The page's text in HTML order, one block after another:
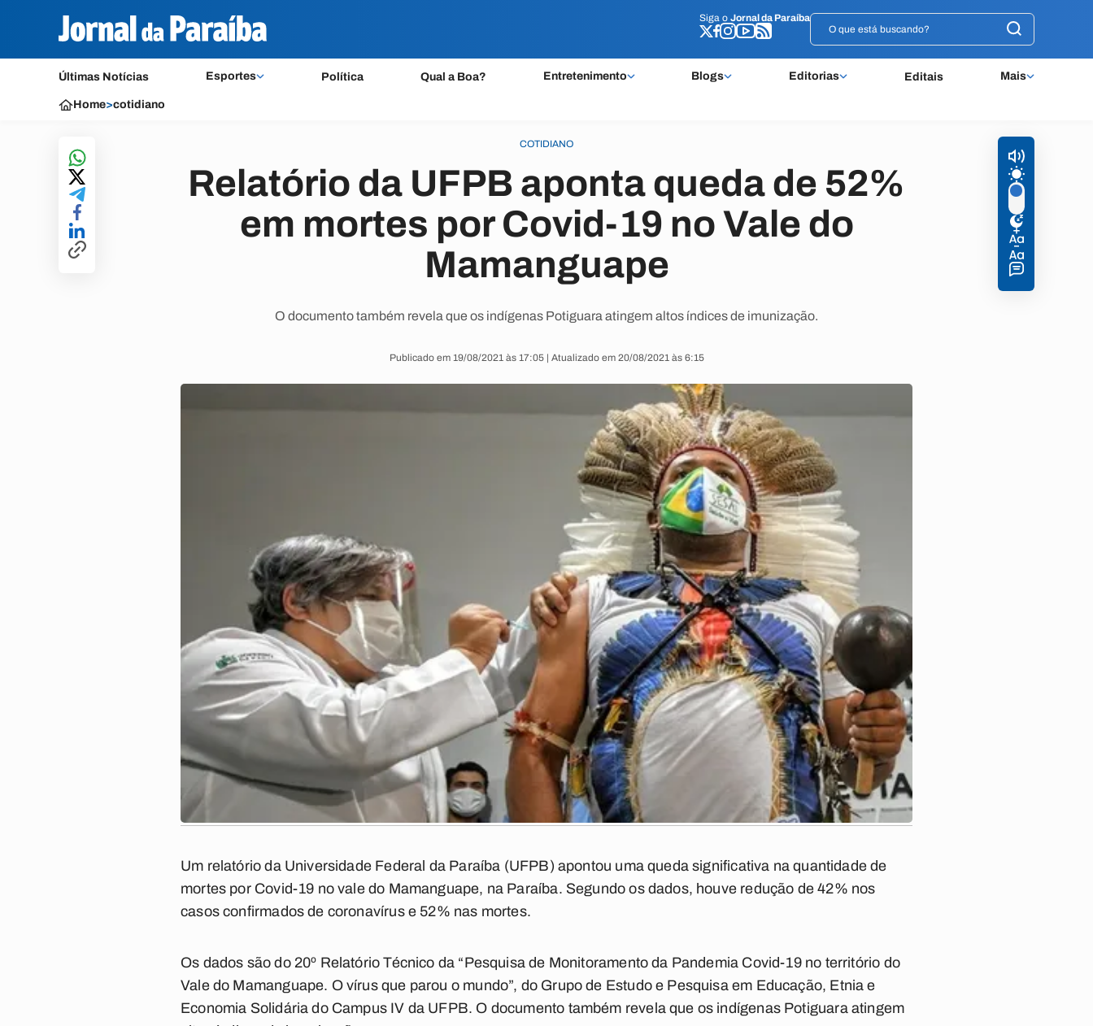
Siga o Jornal da Paraíba
Últimas Notícias Esportes Política Qual a Boa? Entretenimento Blogs Editorias Editais Mais
Siga o Jornal da Paraíba
Home>cotidiano
COTIDIANO
Relatório da UFPB aponta queda de 52%
em mortes por Covid-19 no Vale do
Mamanguape
O documento também revela que os indígenas Potiguara atingem altos índices de imunização.
Publicado em 19/08/2021 às 17:05 | Atualizado em 20/08/2021 às 6:15
Um relatório da Universidade Federal da Paraíba (UFPB) apontou uma queda significativa na quantidade de
mortes por Covid-19 no vale do Mamanguape, na Paraíba. Segundo os dados, houve redução de 42% nos
casos confirmados de coronavírus e 52% nas mortes.
Os dados são do 20º Relatório Técnico da “Pesquisa de Monitoramento da Pandemia Covid-19 no território do
Vale do Mamanguape. O vírus que parou o mundo”, do Grupo de Estudo e Pesquisa em Educação, Etnia e
Economia Solidária do Campus IV da UFPB. O documento também revela que os indígenas Potiguara atingem